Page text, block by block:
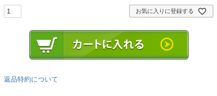
お気に入りに登録する
返品特約について